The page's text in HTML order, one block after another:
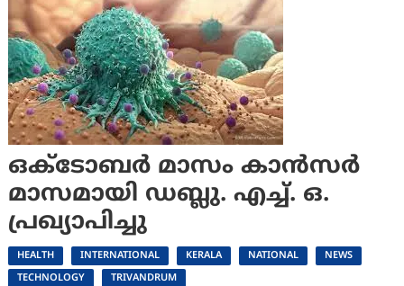
ഒക്ടോബര്‍ മാസം കാന്‍സര്‍
മാസമായി ഡബ്ലു. എച്ച്. ഒ.
പ്രഖ്യാപിച്ചു
HEALTH INTERNATIONAL KERALA NATIONAL
NEWS
TECHNOLOGY
TRIVANDRUM